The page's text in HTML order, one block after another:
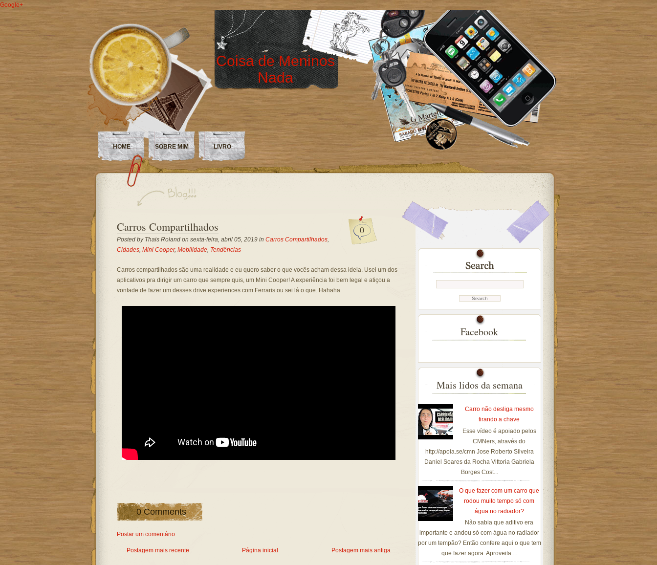
Google+
Coisa de Meninos
Nada
HOME SOBRE MIM LIVRO
0
Carros Compartilhados
Posted by Thais Rolandon sexta-feira, abril 05, 2019 in Carros Compartilhados,
Cidades, Mini Cooper, Mobilidade, Tendências
Carros compartilhados são uma realidade e eu quero saber o que vocês acham dessa ideia. Usei um dos
aplicativos pra dirigir um carro que sempre quis, um Mini Cooper! A experiência foi bem legal e atiçou a
vontade de fazer um desses drive experiences com Ferraris ou sei lá o que. Hahaha
0 Comments
Postar um comentário
Postagem mais recente Postagem mais antiga
Página inicial
Facebook
Mais lidos da semana
Carro não desliga mesmo
tirando a chave
Esse vídeo é apoiado pelos
CMNers, através do
http://apoia.se/cmn Jose Roberto Silveira
Daniel Soares da Rocha Vittoria Gabriela
Borges Cost...
O que fazer com um carro que
rodou muito tempo só com
água no radiador?
Não sabia que aditivo era
importante e andou só com água no radiador
por um tempão? Então confere aqui o que tem
que fazer agora. Aproveita ...